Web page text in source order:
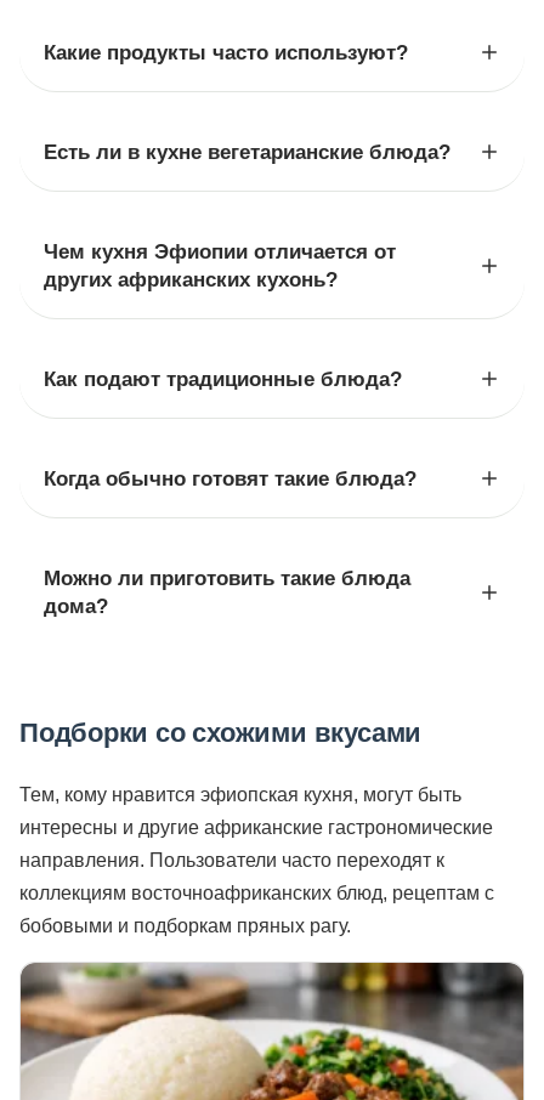
Какие продукты часто используют?
Есть ли в кухне вегетарианские блюда?
Чем кухня Эфиопии отличается от
других африканских кухонь?
Как подают традиционные блюда?
Когда обычно готовят такие блюда?
Можно ли приготовить такие блюда
дома?
Подборки со схожими вкусами
Тем, кому нравится эфиопская кухня, могут быть
интересны и другие африканские гастрономические
направления. Пользователи часто переходят к
коллекциям восточноафриканских блюд, рецептам с
бобовыми и подборкам пряных рагу.